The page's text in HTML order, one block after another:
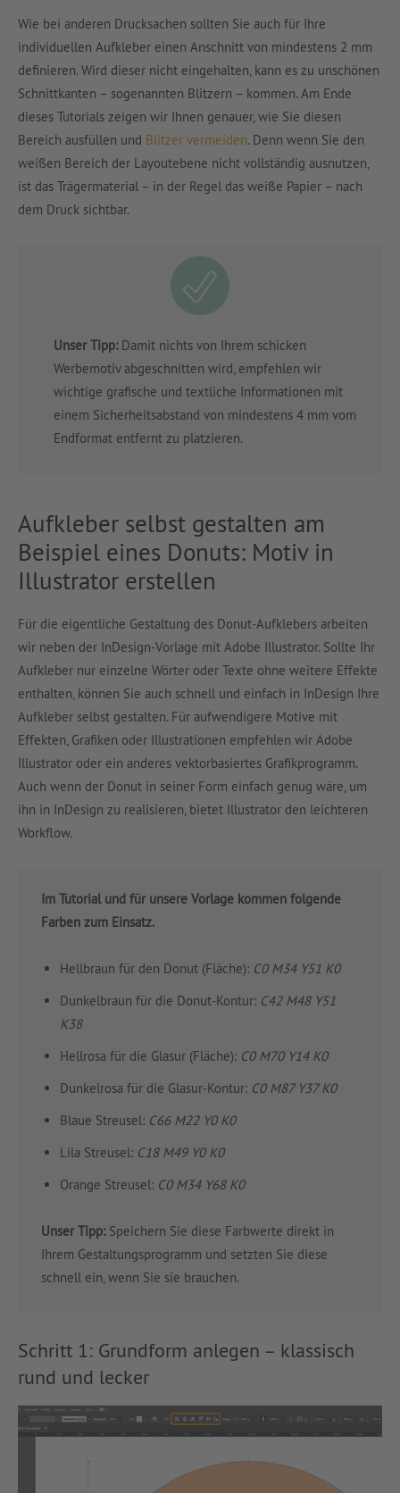
Wie bei anderen Drucksachen sollten Sie auch für Ihre
individuellen Aufkleber einen Anschnitt von mindestens 2 mm
definieren. Wird dieser nicht eingehalten, kann es zu unschönen
Schnittkanten – sogenannten Blitzern – kommen. Am Ende
dieses Tutorials zeigen wir Ihnen genauer, wie Sie diesen
Bereich ausfüllen und Blitzer vermeiden. Denn wenn Sie den
weißen Bereich der Layoutebene nicht vollständig ausnutzen,
ist das Trägermaterial – in der Regel das weiße Papier – nach
dem Druck sichtbar.
Unser Tipp:Damit nichts von Ihrem schicken
Werbemotiv abgeschnitten wird, empfehlen wir
wichtige grafische und textliche Informationen mit
einem Sicherheitsabstand von mindestens 4 mm vom
Endformat entfernt zu platzieren.
Aufkleber selbst gestalten am
Beispiel eines Donuts: Motiv in
Illustrator erstellen
Für die eigentliche Gestaltung des Donut-Aufklebers arbeiten
wir neben der InDesign-Vorlage mit Adobe Illustrator. Sollte Ihr
Aufkleber nur einzelne Wörter oder Texte ohne weitere Effekte
enthalten, können Sie auch schnell und einfach in InDesign Ihre
Aufkleber selbst gestalten. Für aufwendigere Motive mit
Effekten, Grafiken oder Illustrationen empfehlen wir Adobe
Illustrator oder ein anderes vektorbasiertes Grafikprogramm.
Auch wenn der Donut in seiner Form einfach genug wäre, um
ihn in InDesign zu realisieren, bietet Illustrator den leichteren
Workflow.
Im Tutorial und für unsere Vorlage kommen folgende
Farben zum Einsatz.
Hellbraun für den Donut (Fläche): C0 M34 Y51 K0
Dunkelbraun für die Donut-Kontur: C42 M48 Y51
K38
Hellrosa für die Glasur (Fläche): C0 M70 Y14 K0
Dunkelrosa für die Glasur-Kontur: C0 M87 Y37 K0
Blaue Streusel: C66 M22 Y0 K0
Lila Streusel: C18 M49 Y0 K0
Orange Streusel: C0 M34 Y68 K0
Unser Tipp:Speichern Sie diese Farbwerte direkt in
Ihrem Gestaltungsprogramm und setzten Sie diese
schnell ein, wenn Sie sie brauchen.
Schritt 1: Grundform anlegen – klassisch
rund und lecker